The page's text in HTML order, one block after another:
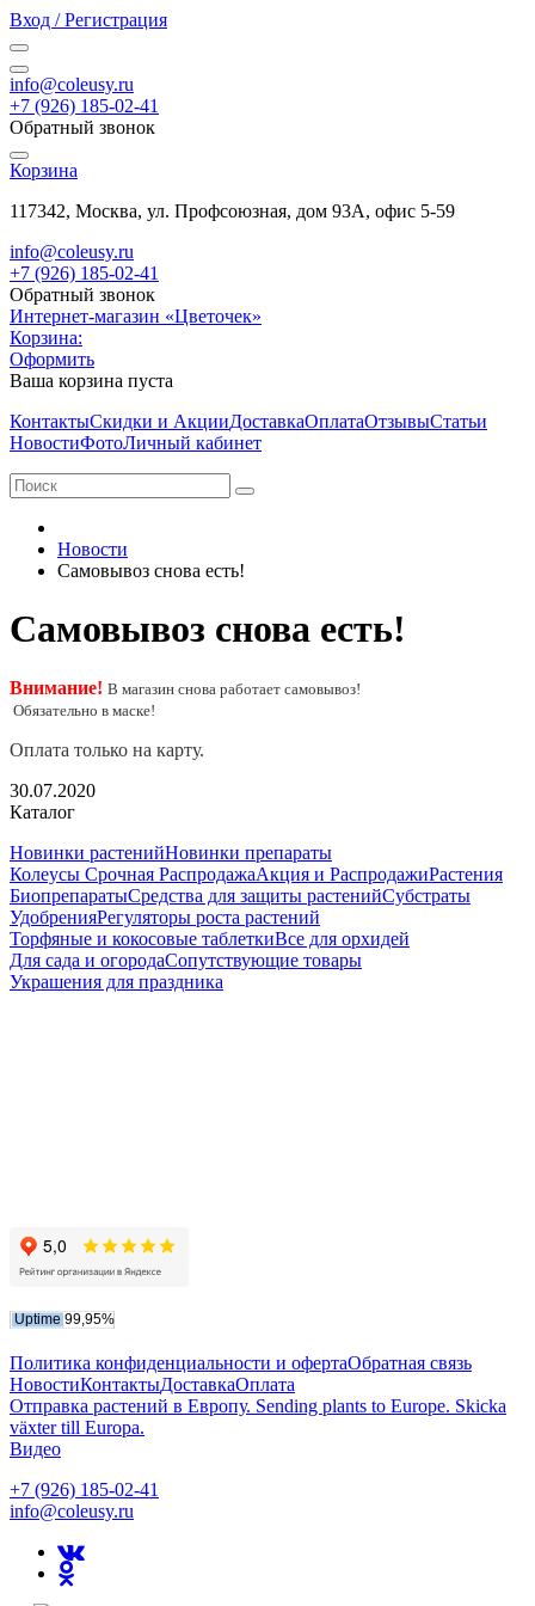
Вход / Регистрация
info@coleusy.ru
+7 (926) 185-02-41
Обратный звонок
Корзина
117342, Москва, ул. Профсоюзная, дом 93А, офис 5-59
info@coleusy.ru
+7 (926) 185-02-41
Обратный звонок
Интернет-магазин «Цветочек»
Корзина:
Оформить
Ваша корзина пуста
КонтактыСкидки и АкцииДоставкаОплатаОтзывыСтатьи
НовостиФотоЛичный кабинет
Новости
Самовывоз снова есть!
Самовывоз снова есть!
Внимание! В магазин снова работает самовывоз!
Обязательно в маске!
Оплата только на карту.
30.07.2020
Каталог
Новинки растенийНовинки препараты
Колеусы Срочная РаспродажаАкция и РаспродажиРастения
БиопрепаратыСредства для защиты растенийСубстраты
УдобренияРегуляторы роста растений
Торфяные и кокосовые таблеткиВсе для орхидей
Для сада и огородаСопутствующие товары
Украшения для праздника
Политика конфиденциальности и офертаОбратная связь
НовостиКонтактыДоставкаОплата
Отправка растений в Европу. Sending plants to Europe. Skicka
växter till Europa.
Видео
+7 (926) 185-02-41
info@coleusy.ru